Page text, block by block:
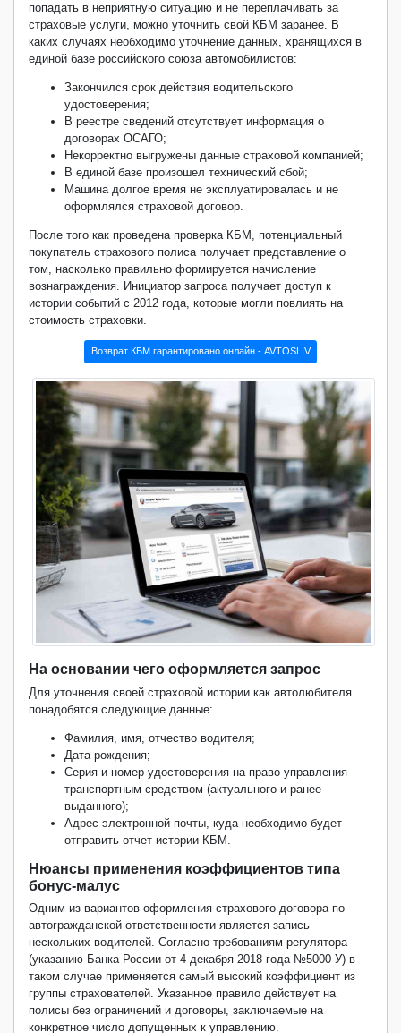
попадать в неприятную ситуацию и не переплачивать за
страховые услуги, можно уточнить свой КБМ заранее. В
каких случаях необходимо уточнение данных, хранящихся в
единой базе российского союза автомобилистов:
Закончился срок действия водительского
удостоверения;
В реестре сведений отсутствует информация о
договорах ОСАГО;
Некорректно выгружены данные страховой компанией;
В единой базе произошел технический сбой;
Машина долгое время не эксплуатировалась и не
оформлялся страховой договор.
После того как проведена проверка КБМ, потенциальный
покупатель страхового полиса получает представление о
том, насколько правильно формируется начисление
вознаграждения. Инициатор запроса получает доступ к
истории событий с 2012 года, которые могли повлиять на
стоимость страховки.
Возврат КБМ гарантировано онлайн - AVTOSLIV
На основании чего оформляется запрос
Для уточнения своей страховой истории как автолюбителя
понадобятся следующие данные:
Фамилия, имя, отчество водителя;
Дата рождения;
Серия и номер удостоверения на право управления
транспортным средством (актуального и ранее
выданного);
Адрес электронной почты, куда необходимо будет
отправить отчет истории КБМ.
Нюансы применения коэффициентов типа
бонус-малус
Одним из вариантов оформления страхового договора по
автогражданской ответственности является запись
нескольких водителей. Согласно требованиям регулятора
(указанию Банка России от 4 декабря 2018 года №5000-У) в
таком случае применяется самый высокий коэффициент из
группы страхователей. Указанное правило действует на
полисы без ограничений и договоры, заключаемые на
конкретное число допущенных к управлению.